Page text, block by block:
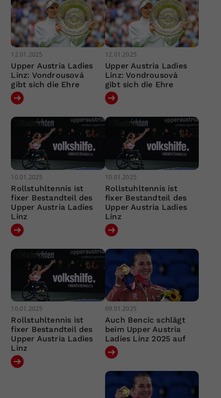
12.01.2025
Upper Austria Ladies
Linz: Vondrousová
gibt sich die Ehre
12.01.2025
Upper Austria Ladies
Linz: Vondrousová
gibt sich die Ehre
10.01.2025
Rollstuhltennis ist
fixer Bestandteil des
Upper Austria Ladies
Linz
10.01.2025
Rollstuhltennis ist
fixer Bestandteil des
Upper Austria Ladies
Linz
10.01.2025
Rollstuhltennis ist
fixer Bestandteil des
Upper Austria Ladies
Linz
09.01.2025
Auch Bencic schlägt
beim Upper Austria
Ladies Linz 2025 auf